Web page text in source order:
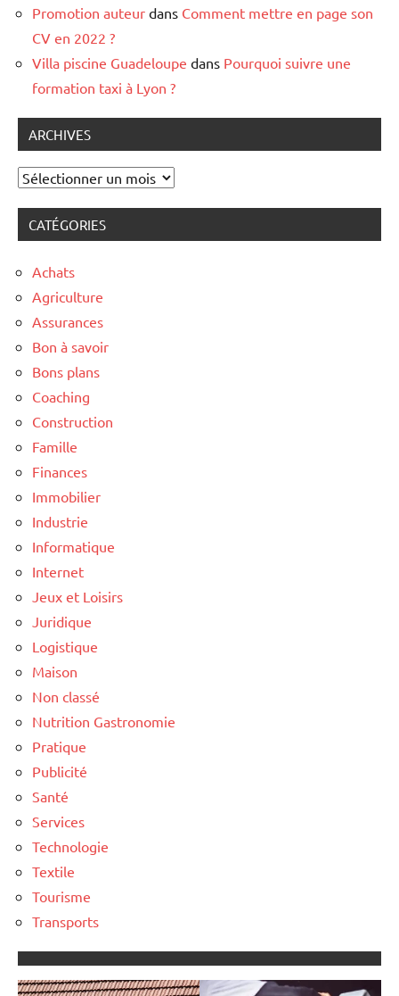
Promotion auteur dans Comment mettre en page son
CV en 2022 ?
Villa piscine Guadeloupe dans Pourquoi suivre une
formation taxi à Lyon ?
ARCHIVES
Archives
CATÉGORIES
Achats
Agriculture
Assurances
Bon à savoir
Bons plans
Coaching
Construction
Famille
Finances
Immobilier
Industrie
Informatique
Internet
Jeux et Loisirs
Juridique
Logistique
Maison
Non classé
Nutrition Gastronomie
Pratique
Publicité
Santé
Services
Technologie
Textile
Tourisme
Transports